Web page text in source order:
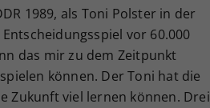
1989, als Toni Polster in der
vor 60.000
das mir zu dem Zeitpunkt
können. Der Toni hat die
Zukunft viel lernen können. Drei